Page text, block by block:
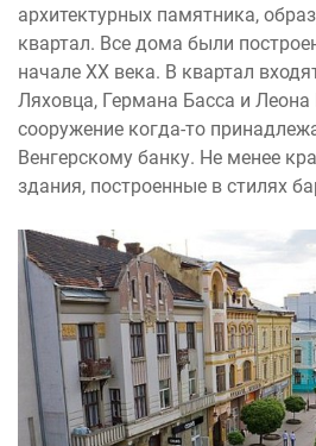
архитектурных памятника,
квартал. Все дома были
начале XX века. В квартал
Ляховца, Германа Басса и Леона
сооружение когда-то
Венгерскому банку. Не менее
здания, построенные в стилях